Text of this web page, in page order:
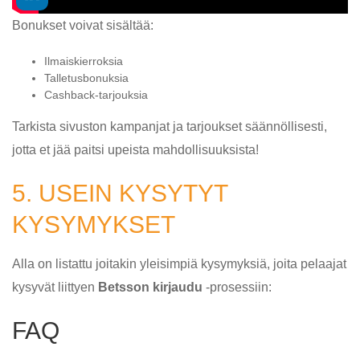
Bonukset voivat sisältää:
Ilmaiskierroksia
Talletusbonuksia
Cashback-tarjouksia
Tarkista sivuston kampanjat ja tarjoukset säännöllisesti,
jotta et jää paitsi upeista mahdollisuuksista!
5. USEIN KYSYTYT
KYSYMYKSET
Alla on listattu joitakin yleisimpiä kysymyksiä, joita pelaajat
kysyvät liittyen Betsson kirjaudu -prosessiin:
FAQ